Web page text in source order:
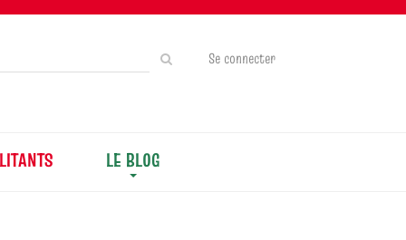
Se connecter
LE BLOG